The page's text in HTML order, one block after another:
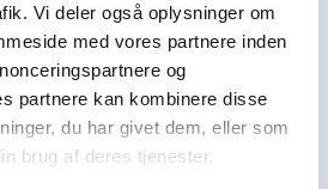
Vi deler også oplysninger om
med vores partnere inden
og
partnere kan kombinere disse
du har givet dem, eller som
brug af deres tjenester.
Kontor
Ejby Industrivej 91
DK – 2600 Glostrup
CVR: 19347508